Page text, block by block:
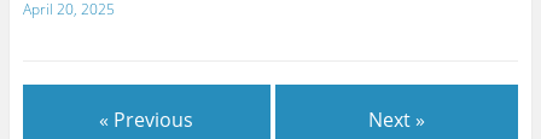
April 20, 2025
« Previous Next »